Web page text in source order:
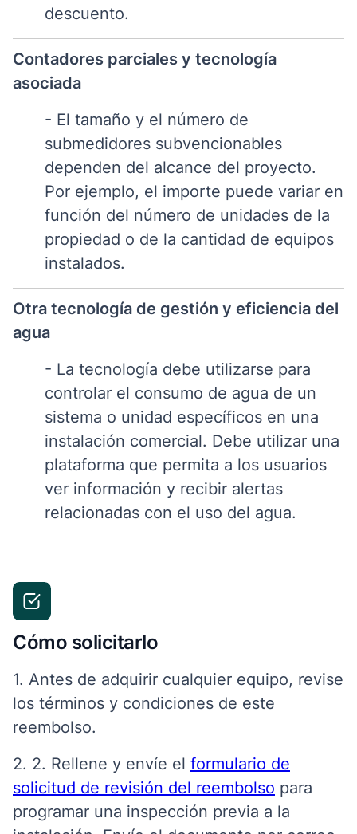
descuento.
Contadores parciales y tecnología
asociada
- El tamaño y el número de
submedidores subvencionables
dependen del alcance del proyecto.
Por ejemplo, el importe puede variar en
función del número de unidades de la
propiedad o de la cantidad de equipos
instalados.
Otra tecnología de gestión y eficiencia del
agua
- La tecnología debe utilizarse para
controlar el consumo de agua de un
sistema o unidad específicos en una
instalación comercial. Debe utilizar una
plataforma que permita a los usuarios
ver información y recibir alertas
relacionadas con el uso del agua.
Cómo solicitarlo
1. Antes de adquirir cualquier equipo, revise
los términos y condiciones de este
reembolso.
2. 2. Rellene y envíe el formulario de
solicitud de revisión del reembolso para
programar una inspección previa a la